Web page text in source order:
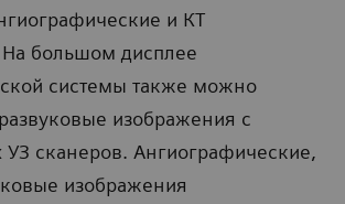
и КТ
большом дисплее
системы также можно
изображения с
сканеров. Ангиографические,
изображения